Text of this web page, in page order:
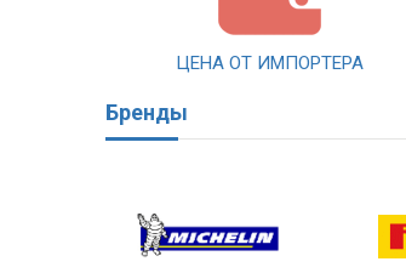
ЦЕНА ОТ ИМПОРТЕРА
Бренды